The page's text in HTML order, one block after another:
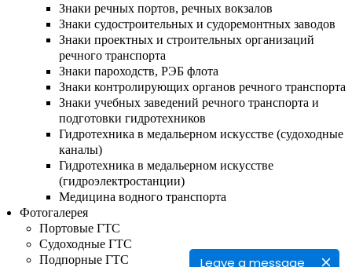
Leave a message
Знаки речных портов, речных вокзалов
Знаки судостроительных и судоремонтных заводов
Знаки проектных и строительных организаций
речного транспорта
Знаки пароходств, РЭБ флота
Знаки контролирующих органов речного транспорта
Знаки учебных заведений речного транспорта и
подготовки гидротехников
Гидротехника в медальерном искусстве (судоходные
каналы)
Гидротехника в медальерном искусстве
(гидроэлектростанции)
Медицина водного транспорта
Фотогалерея
Портовые ГТС
Судоходные ГТС
Подпорные ГТС